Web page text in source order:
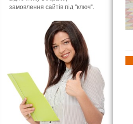
замовлення сайтів під "ключ".